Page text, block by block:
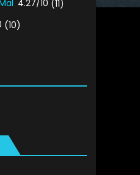
4.27/10 (11)
(10)